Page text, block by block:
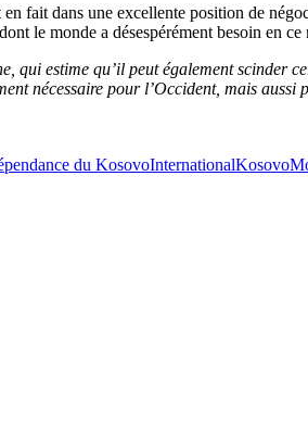
fait dans une excellente position de
le monde a désespérément besoin en ce
estime qu’il peut également scinder
nécessaire pour l’Occident, mais
du KosovoInternationalKosovo